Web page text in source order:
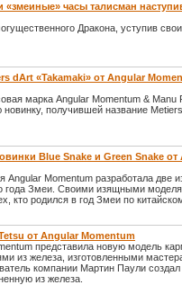
часы талисман
Дракона, уступив
dArt «Takamaki» от Angular
марка Angular Momentum & Manu
получившей название
Blue Snake и Green Snake от
Angular Momentum разработала две
года Змеи. Своими изящными
кто родился в год Змеи по
от Angular Momentum
представила новую модель
из железа, изготовленными
компании Мартин Паули создал
из железа.